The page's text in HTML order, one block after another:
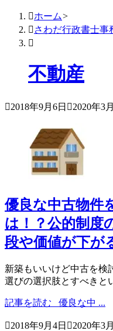
ホーム>
 さわだ行政書士事

不動産
2018年9月6日 2020年3
優良な中古物件
は！？公的制度
段や価値が下が
新築もいいけど中古を検
選びの選択肢とすべきと
記事を読む 優良な中 ...
2018年9月4日 2020年3